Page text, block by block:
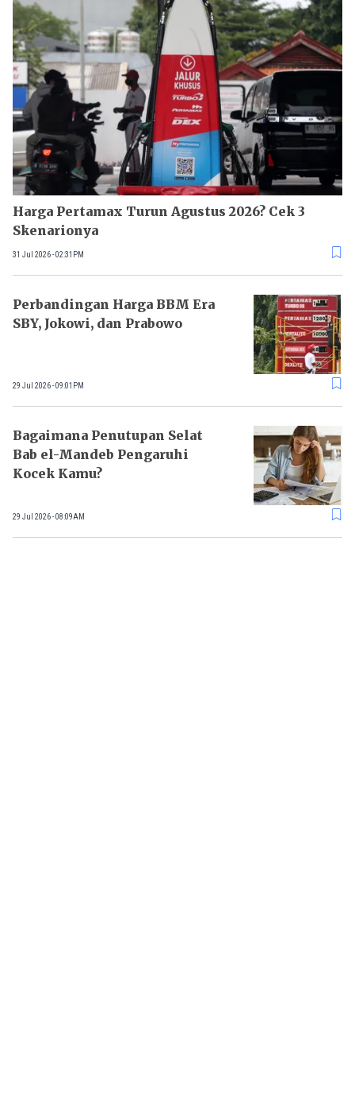
Harga Pertamax Turun Agustus 2026? Cek 3
Skenarionya
31 Jul 2026 - 02:31PM
Perbandingan Harga BBM Era
SBY, Jokowi, dan Prabowo
29 Jul 2026 - 09:01PM
Bagaimana Penutupan Selat
Bab el-Mandeb Pengaruhi
Kocek Kamu?
29 Jul 2026 - 08:09AM